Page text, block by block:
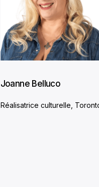
Joanne Belluco
Réalisatrice culturelle,